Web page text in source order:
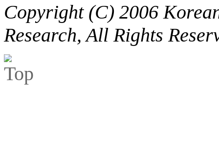
Copyright (C) 2006
Research, All Rights